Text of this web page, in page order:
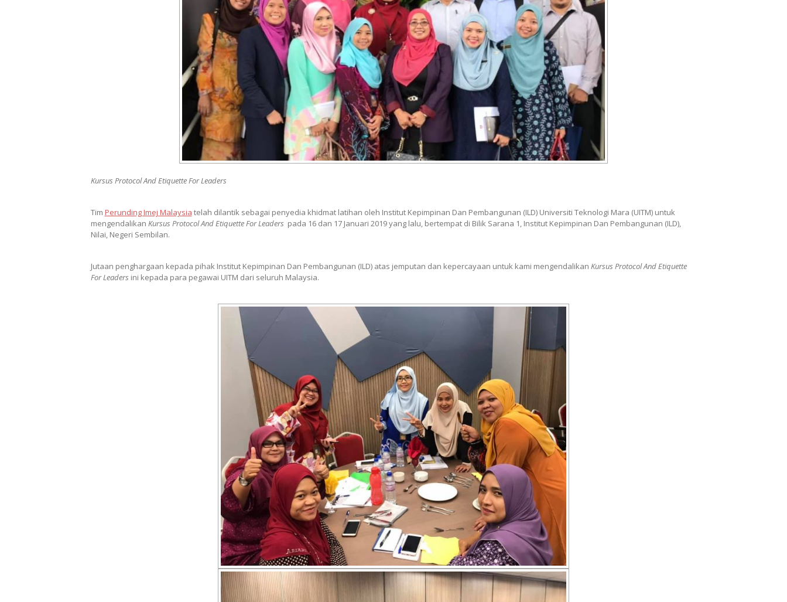
Kursus Protocol And Etiquette For Leaders
Tim Perunding Imej Malaysia telah dilantik sebagai penyedia khidmat latihan oleh Institut Kepimpinan Dan Pembangunan (ILD) Universiti Teknologi Mara (UITM) untuk
mengendalikan Kursus Protocol And Etiquette For Leaders pada 16 dan 17 Januari 2019 yang lalu, bertempat di Bilik Sarana 1, Institut Kepimpinan Dan Pembangunan (ILD),
Nilai, Negeri Sembilan.
Jutaan penghargaan kepada pihak Institut Kepimpinan Dan Pembangunan (ILD) atas jemputan dan kepercayaan untuk kami mengendalikan Kursus Protocol And Etiquette
For Leaders ini kepada para pegawai UITM dari seluruh Malaysia.